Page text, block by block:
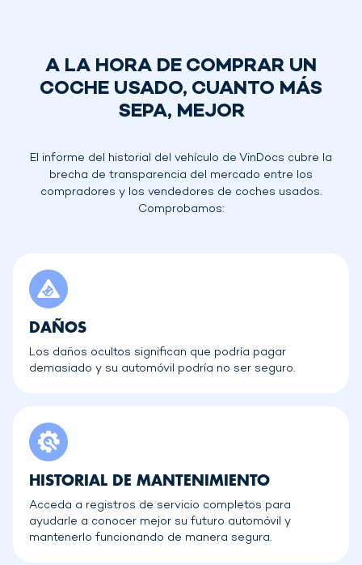
A LA HORA DE COMPRAR UN
COCHE USADO, CUANTO MÁS
SEPA, MEJOR
El informe del historial del vehículo de VinDocs cubre la
brecha de transparencia del mercado entre los
compradores y los vendedores de coches usados.
Comprobamos:
DAÑOS
Los daños ocultos significan que podría pagar
demasiado y su automóvil podría no ser seguro.
HISTORIAL DE MANTENIMIENTO
Acceda a registros de servicio completos para
ayudarle a conocer mejor su futuro automóvil y
mantenerlo funcionando de manera segura.